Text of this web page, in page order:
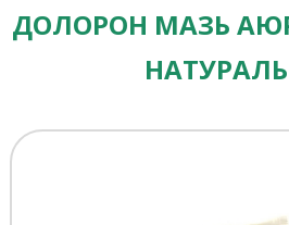
ДОЛОРОН МАЗЬ